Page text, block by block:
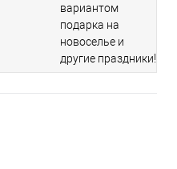
вариантом
подарка на
новоселье и
другие праздники!